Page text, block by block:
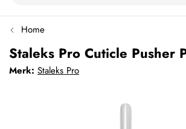
Home
Staleks Pro Cuticle Pusher
Merk: Staleks Pro